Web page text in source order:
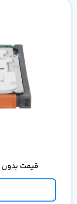
قیمت بدون